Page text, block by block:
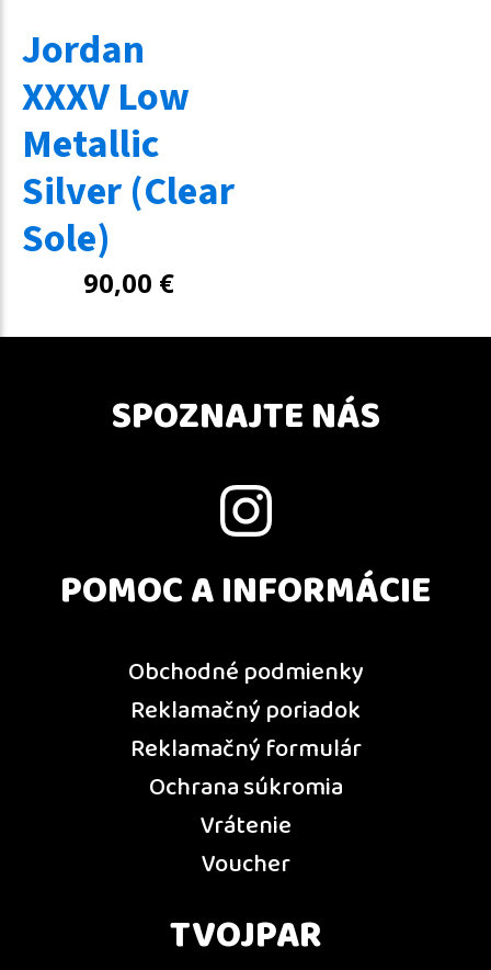
Jordan
XXXV Low
Metallic
Silver (Clear
Sole)
90,00 €
SPOZNAJTE NÁS
POMOC A INFORMÁCIE
Obchodné podmienky
Reklamačný poriadok
Reklamačný formulár
Ochrana súkromia
Vrátenie
Voucher
TVOJPAR